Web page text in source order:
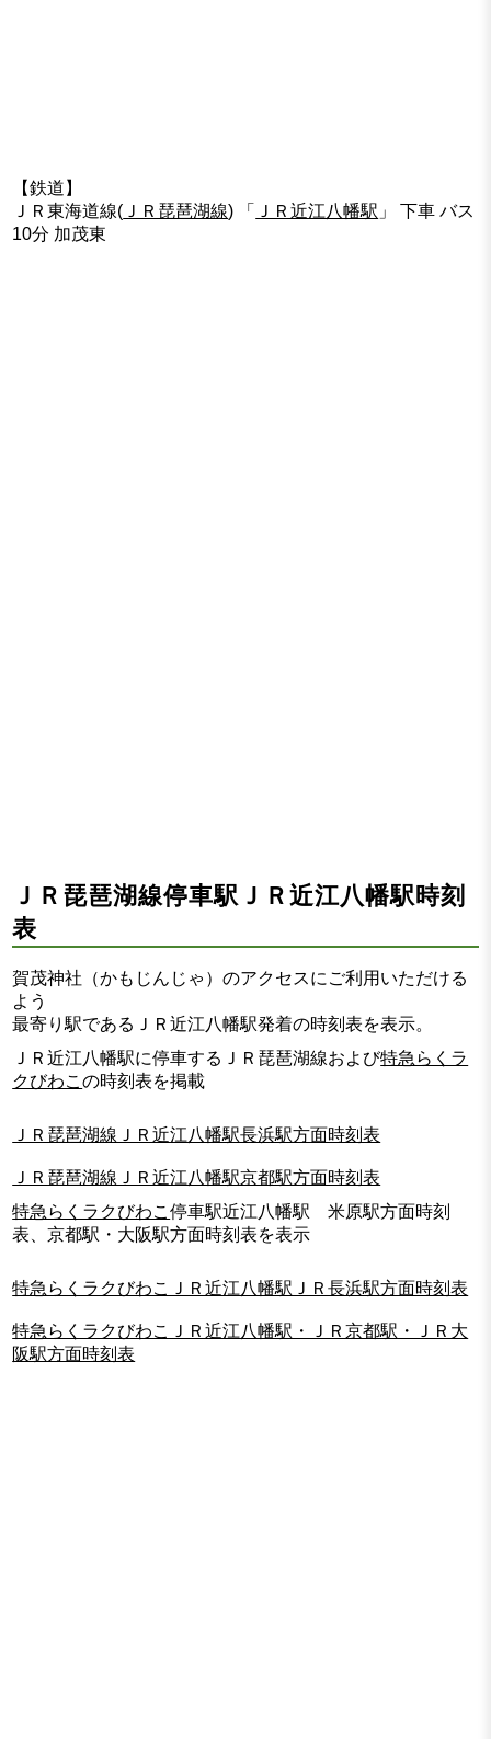
【鉄道】
ＪＲ東海道線( ＪＲ琵琶湖線) 「 ＪＲ近江八幡駅 」 下車 バス
10分 加茂東
ＪＲ琵琶湖線停車駅ＪＲ近江八幡駅時刻
表
賀茂神社（かもじんじゃ）のアクセスにご利用いただける
よう
最寄り駅であるＪＲ近江八幡駅発着の時刻表を表示。
ＪＲ近江八幡駅に停車するＪＲ琵琶湖線および特急らくラ
クびわこの時刻表を掲載
ＪＲ琵琶湖線ＪＲ近江八幡駅長浜駅方面時刻表
ＪＲ琵琶湖線ＪＲ近江八幡駅京都駅方面時刻表
特急らくラクびわこ停車駅近江八幡駅 米原駅方面時刻
表、京都駅・大阪駅方面時刻表を表示
特急らくラクびわこＪＲ近江八幡駅ＪＲ長浜駅方面時刻表
特急らくラクびわこＪＲ近江八幡駅・ＪＲ京都駅・ＪＲ大
阪駅方面時刻表